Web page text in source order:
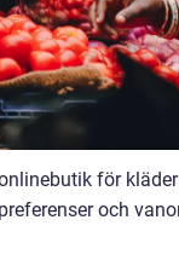
för
och